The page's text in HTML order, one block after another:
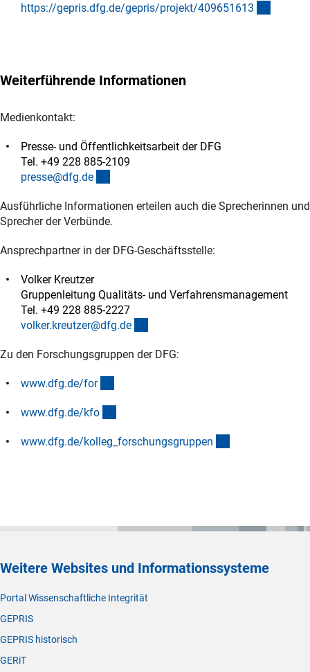
https://gepris.dfg.de/gepris/projekt/409651613
Weiterführende Informationen
Medienkontakt:
Presse- und Öffentlichkeitsarbeit der DFG
Tel. +49 228 885-2109
presse@dfg.de
Ausführliche Informationen erteilen auch die Sprecherinnen und
Sprecher der Verbünde.
Ansprechpartner in der DFG-Geschäftsstelle:
Volker Kreutzer
Gruppenleitung Qualitäts- und Verfahrensmanagement
Tel. +49 228 885-2227
volker.kreutzer@dfg.de
Zu den Forschungsgruppen der DFG:
www.dfg.de/for
www.dfg.de/kfo
www.dfg.de/kolleg_forschungsgruppen
Weitere Websites und Informationssysteme
Portal Wissenschaftliche Integrität
GEPRIS
GEPRIS historisch
GERiT